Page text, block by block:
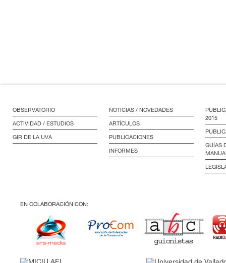
OBSERVATORIO
ACTIVIDAD / ESTUDIOS
GIR DE LA UVA
NOTICIAS / NOVEDADES
ARTÍCULOS
PUBLICACIONES
INFORMES
2015
GUÍAS
EN COLABORACIÓN CON: